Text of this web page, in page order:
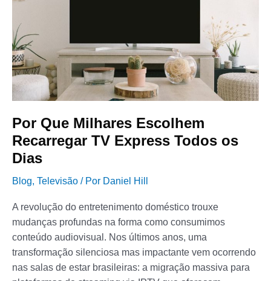
Por Que Milhares Escolhem
Recarregar TV Express Todos os
Dias
Blog, Televisão / Por Daniel Hill
A revolução do entretenimento doméstico trouxe
mudanças profundas na forma como consumimos
conteúdo audiovisual. Nos últimos anos, uma
transformação silenciosa mas impactante vem ocorrendo
nas salas de estar brasileiras: a migração massiva para
Recarregar
Express
Todos
os
Dias